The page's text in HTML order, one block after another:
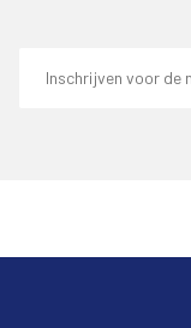
mailadres